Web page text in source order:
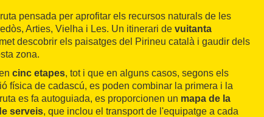
pensada per aprofitar els recursos naturals de les
Arties, Vielha i Les. Un itinerari de vuitanta
descobrir els paisatges del Pirineu català i gaudir dels
zona.
cinc etapes, tot i que en alguns casos, segons els
física de cadascú, es poden combinar la primera i la
es fa autoguiada, es proporcionen un mapa de la
serveis, que inclou el transport de l'equipatge a cada